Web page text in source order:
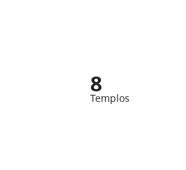
8
Templos